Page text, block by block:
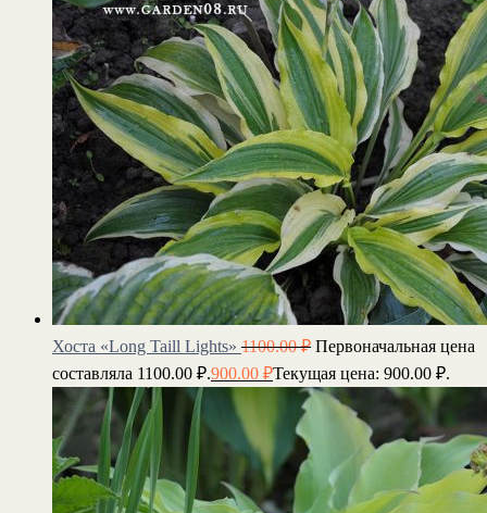
Хоста «Long Taill Lights» 1100.00₽ Первоначальная цена
составляла 1100.00 ₽.900.00 ₽Текущая цена: 900.00 ₽.